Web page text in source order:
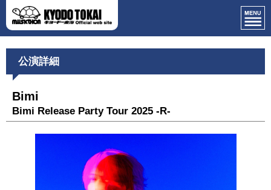
公演詳細
Bimi
Bimi Release Party Tour 2025 -R-